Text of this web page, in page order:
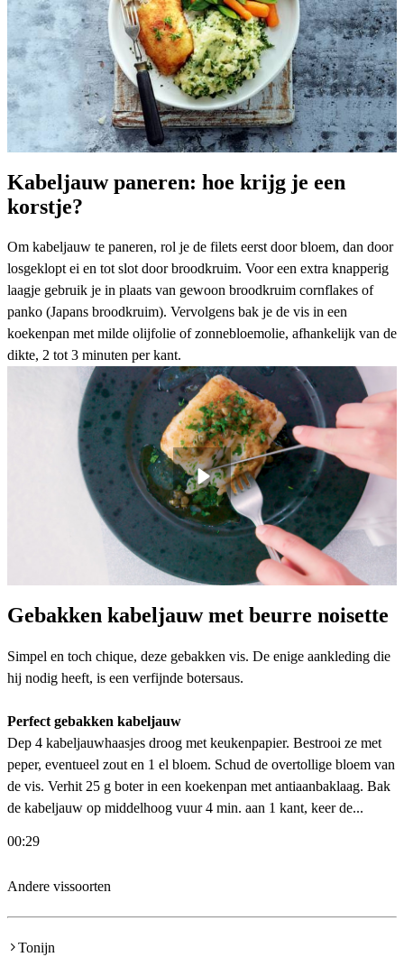
Kabeljauw paneren: hoe krijg je een
korstje?
Om kabeljauw te paneren, rol je de filets eerst door bloem, dan door
losgeklopt ei en tot slot door broodkruim. Voor een extra knapperig
laagje gebruik je in plaats van gewoon broodkruim cornflakes of
panko (Japans broodkruim). Vervolgens bak je de vis in een
koekenpan met milde olijfolie of zonnebloemolie, afhankelijk van de
dikte, 2 tot 3 minuten per kant.
Gebakken kabeljauw met beurre noisette
Simpel en toch chique, deze gebakken vis. De enige aankleding die
hij nodig heeft, is een verfijnde botersaus.
Perfect gebakken kabeljauw
Dep 4 kabeljauwhaasjes droog met keukenpapier. Bestrooi ze met
peper, eventueel zout en 1 el bloem. Schud de overtollige bloem van
de vis. Verhit 25 g boter in een koekenpan met antiaanbaklaag. Bak
de kabeljauw op middelhoog vuur 4 min. aan 1 kant, keer de...
00:29
Andere vissoorten
Tonijn